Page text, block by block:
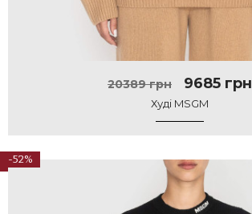
20389 грн 9685 грн
Худі MSGM
-52%